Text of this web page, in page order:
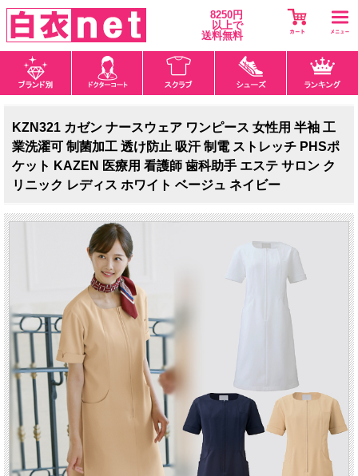
8250円
以上で
送料無料
KZN321 カゼン ナースウェア ワンピース 女性用 半袖 工
業洗濯可 制菌加工 透け防止 吸汗 制電 ストレッチ PHSポ
ケット KAZEN 医療用 看護師 歯科助手 エステ サロン ク
リニック レディス ホワイト ベージュ ネイビー